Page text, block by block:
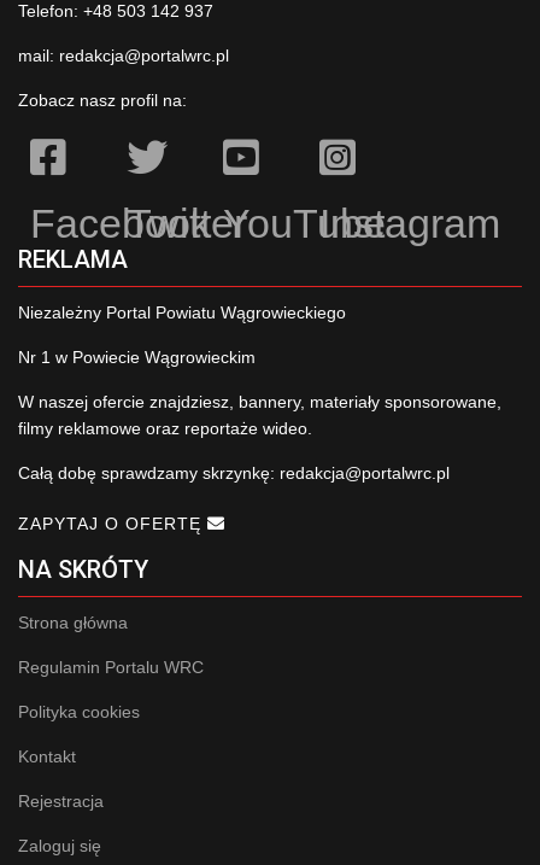
Telefon: +48 503 142 937
mail: redakcja@portalwrc.pl
Zobacz nasz profil na:
Facebook
TwitterYouTubeInstagram
REKLAMA
Niezależny Portal Powiatu Wągrowieckiego
Nr 1 w Powiecie Wągrowieckim
W naszej ofercie znajdziesz, bannery, materiały sponsorowane,
filmy reklamowe oraz reportaże wideo.
Całą dobę sprawdzamy skrzynkę: redakcja@portalwrc.pl
ZAPYTAJ O OFERTĘ
NA SKRÓTY
Strona główna
Regulamin Portalu WRC
Polityka cookies
Kontakt
Rejestracja
Zaloguj się